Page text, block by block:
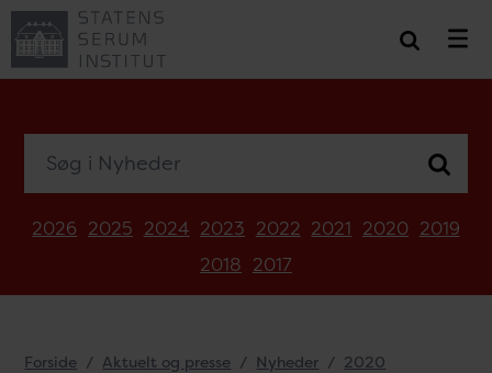
2026 2025 2024 2023 2022 2021 2020 2019
2018 2017
Forside Aktuelt og presse Nyheder
2020